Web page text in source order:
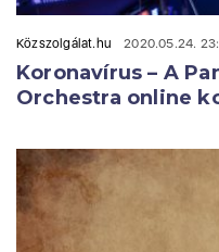
Közszolgálat.hu 2020.05.24.
Koronavírus – A
Orchestra online